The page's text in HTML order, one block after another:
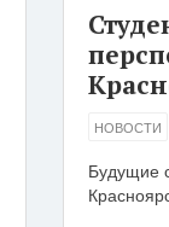
НОВОСТИ
Будущие